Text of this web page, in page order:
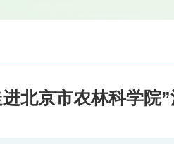
北京市农林科学院